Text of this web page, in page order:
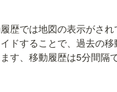
歴では地図の表示がさ
ドすることで、過去の
す、移動履歴は5分間隔